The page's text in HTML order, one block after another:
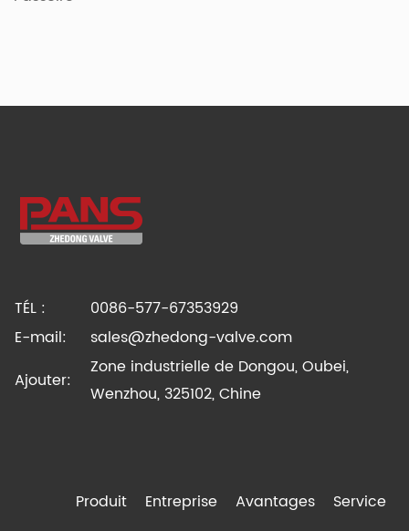
TÉL :
0086-577-67353929
E-mail:
sales@zhedong-valve.com
Ajouter:
Zone industrielle de Dongou, Oubei,
Wenzhou, 325102, Chine
Produit Entreprise Avantages
Service